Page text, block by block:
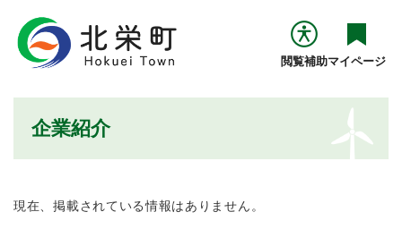
閲覧補助マイページ
企業紹介
現在、掲載されている情報はありません。